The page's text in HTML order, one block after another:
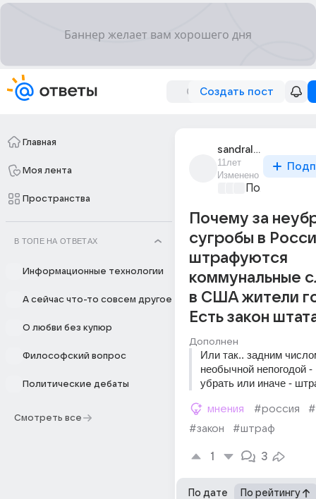
Создать пост
Главная
Моя лента
Пространства
В ТОПЕ НА ОТВЕТАХ
Информационные технологии
А сейчас что-то совсем другое
О любви без купюр
Философский вопрос
Политические дебаты
Смотреть все
sandraleks
11лет
Изменено
Почему за
сугробы в
штрафуются
коммунальные
в США жители
Есть закон
Дополнен
Или так.. задним
необычной непогодой -
убрать или иначе -
мнения #россия
#закон
#штраф
1 3
По дате По рейтингу